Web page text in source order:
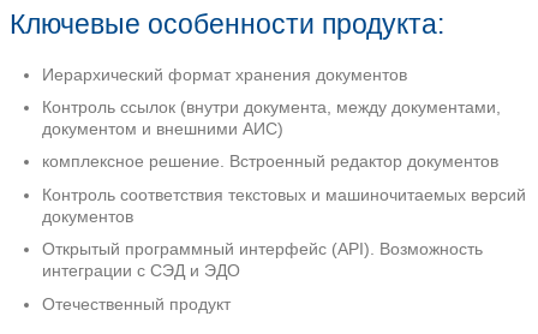
печатать документ или фрагмент
Контроль качества документов.
ссылки между разделами
последовательность пунктов в
единый стиль документа.
Дополнительные функции: